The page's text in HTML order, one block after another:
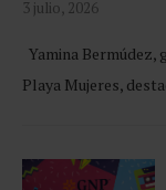
3 julio, 2026
Yamina Bermúdez,
Playa Mujeres,